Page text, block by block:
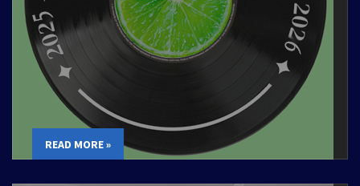
READ MORE »